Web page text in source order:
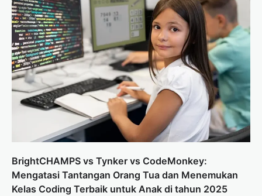
BrightCHAMPS vs Tynker vs CodeMonkey:
Mengatasi Tantangan Orang Tua dan Menemukan
Kelas Coding Terbaik untuk Anak di tahun 2025